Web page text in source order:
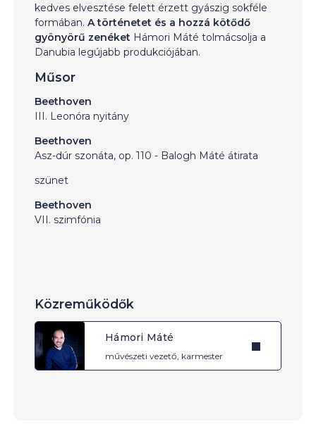
kedves elvesztése felett érzett gyászig sokféle
formában. A történetet és a hozzá kötődő
gyönyörű zenéket Hámori Máté tolmácsolja a
Danubia legújabb produkciójában.
Műsor
Beethoven
III. Leonóra nyitány
Beethoven
Asz-dúr szonáta, op. 110 - Balogh Máté átirata
szünet
Beethoven
VII. szimfónia
Közreműködők
Hámori Máté
művészeti vezető, karmester